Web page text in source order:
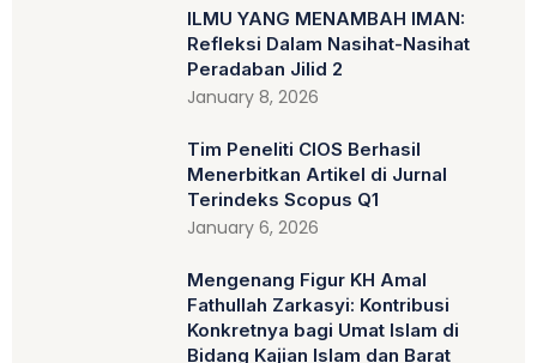
ILMU YANG MENAMBAH IMAN:
Refleksi Dalam Nasihat-Nasihat
Peradaban Jilid 2
January 8, 2026
Tim Peneliti CIOS Berhasil
Menerbitkan Artikel di Jurnal
Terindeks Scopus Q1
January 6, 2026
Mengenang Figur KH Amal
Fathullah Zarkasyi: Kontribusi
Konkretnya bagi Umat Islam di
Bidang Kajian Islam dan Barat